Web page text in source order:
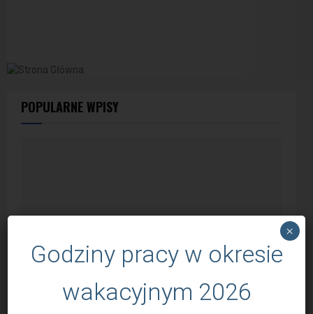
POPULARNE WPISY
Godziny pracy w okresie
wakacyjnym 2026
×